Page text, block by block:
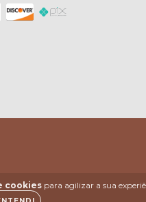
cookiespara agilizar a sua